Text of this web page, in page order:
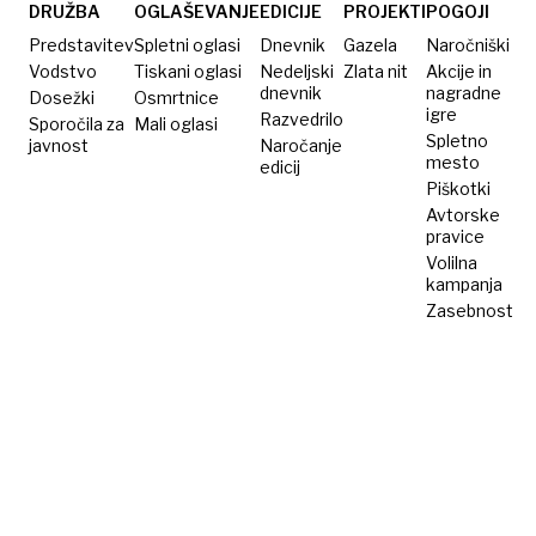
entitete
DRUŽBA
Predstavitev
Vodstvo
Dosežki
Sporočila za
javnost
OGLAŠEVANJE
Spletni oglasi
Tiskani oglasi
Osmrtnice
Mali oglasi
EDICIJE
Dnevnik
Nedeljski
dnevnik
Razvedrilo
Naročanje
edicij
PROJEKTI
Gazela
Zlata nit
POGOJI
Naročniški
Akcije in
nagradne
igre
Spletno
mesto
Piškotki
Avtorske
pravice
Volilna
kampanja
Zasebnost